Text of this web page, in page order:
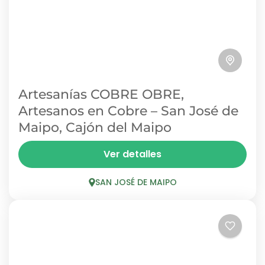
Artesanías COBRE OBRE,
Artesanos en Cobre – San José de
Maipo, Cajón del Maipo
Cobre Obre es un emprendimiento de
artesanos en cobre del Cajón del Maipo que
crea, completamente a mano, piezas únicas
Ver detalles
SAN JOSÉ DE MAIPO